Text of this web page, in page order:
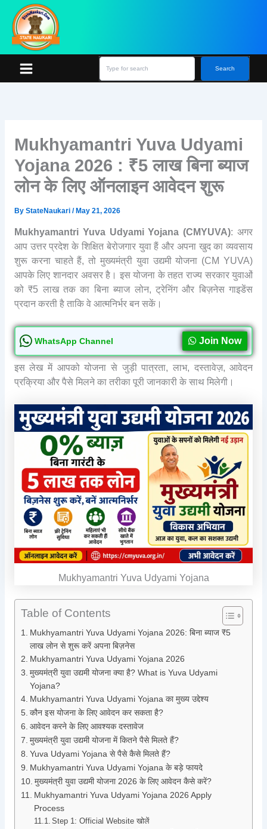
content
h
Search
Mukhyamantri Yuva Udyami
Yojana 2026 : ₹5 लाख बिना ब्याज
लोन के लिए ऑनलाइन आवेदन शुरू
By StateNaukari /May 21, 2026
Mukhyamantri Yuva Udyami Yojana (CMYUVA): अगर
आप उत्तर प्रदेश के शिक्षित बेरोजगार युवा हैं और अपना खुद का व्यवसाय
शुरू करना चाहते हैं, तो मुख्यमंत्री युवा उद्यमी योजना (CM YUVA)
आपके लिए शानदार अवसर है। इस योजना के तहत राज्य सरकार युवाओं
को ₹5 लाख तक का बिना ब्याज लोन, ट्रेनिंग और बिज़नेस गाइडेंस
प्रदान करती है ताकि वे आत्मनिर्भर बन सकें।
WhatsApp Channel Join Now
इस लेख में आपको योजना से जुड़ी पात्रता, लाभ, दस्तावेज़, आवेदन
प्रक्रिया और पैसे मिलने का तरीका पूरी जानकारी के साथ मिलेगी।
Mukhyamantri Yuva Udyami Yojana
Table of Contents
Mukhyamantri Yuva Udyami Yojana 2026: बिना ब्याज ₹5
लाख लोन से शुरू करें अपना बिज़नेस
Mukhyamantri Yuva Udyami Yojana 2026
मुख्यमंत्री युवा उद्यमी योजना क्या है? What is Yuva Udyami
Yojana?
Mukhyamantri Yuva Udyami Yojana का मुख्य उद्देश्य
कौन इस योजना के लिए आवेदन कर सकता है?
आवेदन करने के लिए आवश्यक दस्तावेज
मुख्यमंत्री युवा उद्यमी योजना में कितने पैसे मिलते हैं?
Yuva Udyami Yojana से पैसे कैसे मिलते हैं?
Mukhyamantri Yuva Udyami Yojana के बड़े फायदे
मुख्यमंत्री युवा उद्यमी योजना 2026 के लिए आवेदन कैसे करें?
Mukhyamantri Yuva Udyami Yojana 2026 Apply
Process
Step 1: Official Website खोलें